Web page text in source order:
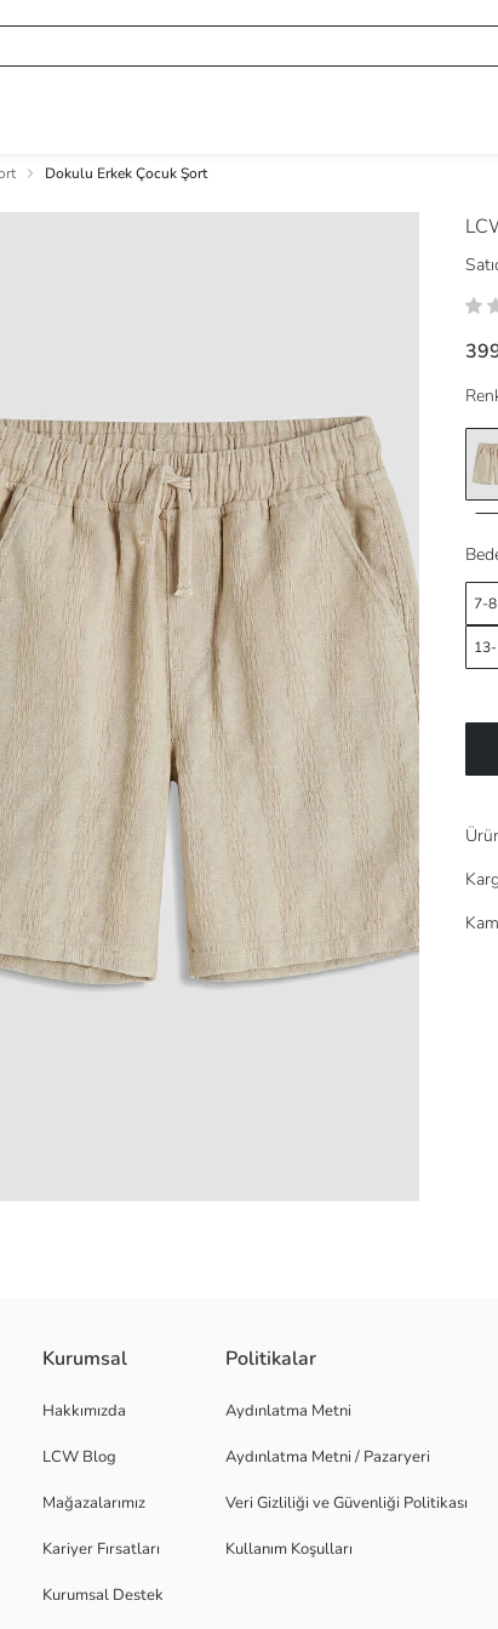
Dokulu Erkek Çocuk Şort
7-8
Kurumsal
Hakkımızda
LCW Blog
Mağazalarımız
Kariyer Fırsatları
Kurumsal Destek
Politikalar
Aydınlatma Metni
Aydınlatma Metni / Pazaryeri
Veri Gizliliği ve Güvenliği Politikası
Kullanım Koşulları